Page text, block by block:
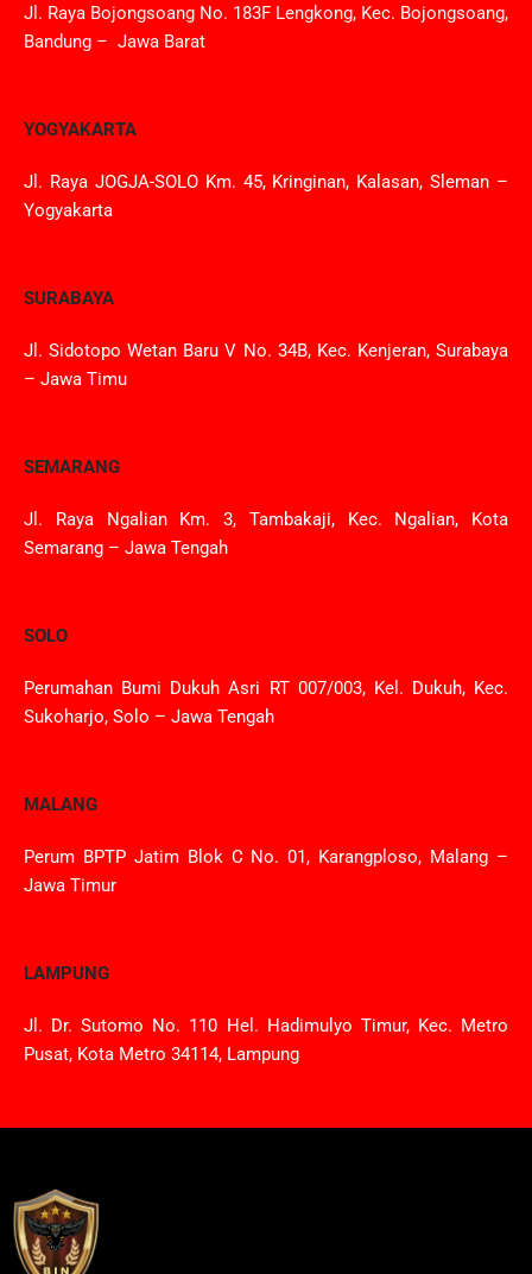
Jl. Raya Bojongsoang No. 183F Lengkong, Kec. Bojongsoang,
Bandung – Jawa Barat
YOGYAKARTA
Jl. Raya JOGJA-SOLO Km. 45, Kringinan, Kalasan, Sleman –
Yogyakarta
SURABAYA
Jl. Sidotopo Wetan Baru V No. 34B, Kec. Kenjeran, Surabaya
– Jawa Timu
SEMARANG
Jl. Raya Ngalian Km. 3, Tambakaji, Kec. Ngalian, Kota
Semarang – Jawa Tengah
SOLO
Perumahan Bumi Dukuh Asri RT 007/003, Kel. Dukuh, Kec.
Sukoharjo, Solo – Jawa Tengah
MALANG
Perum BPTP Jatim Blok C No. 01, Karangploso, Malang –
Jawa Timur
LAMPUNG
Jl. Dr. Sutomo No. 110 Hel. Hadimulyo Timur, Kec. Metro
Pusat, Kota Metro 34114, Lampung